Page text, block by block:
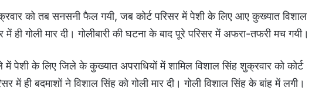
को तब सनसनी फैल गयी, जब कोर्ट परिसर में पेशी के लिए आए कुख्यात विशाल
में ही गोली मार दी। गोलीबारी की घटना के बाद पूरे परिसर में अफरा-तफरी मच गयी।
पेशी के लिए जिले के कुख्यात अपराधियों में शामिल विशाल सिंह शुक्रवार को कोर्ट
में ही बदमाशों ने विशाल सिंह को गोली मार दी। गोली विशाल सिंह के बांह में लगी।